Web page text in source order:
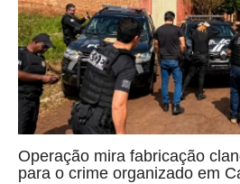
Operação mira fabricação
para o crime organizado em